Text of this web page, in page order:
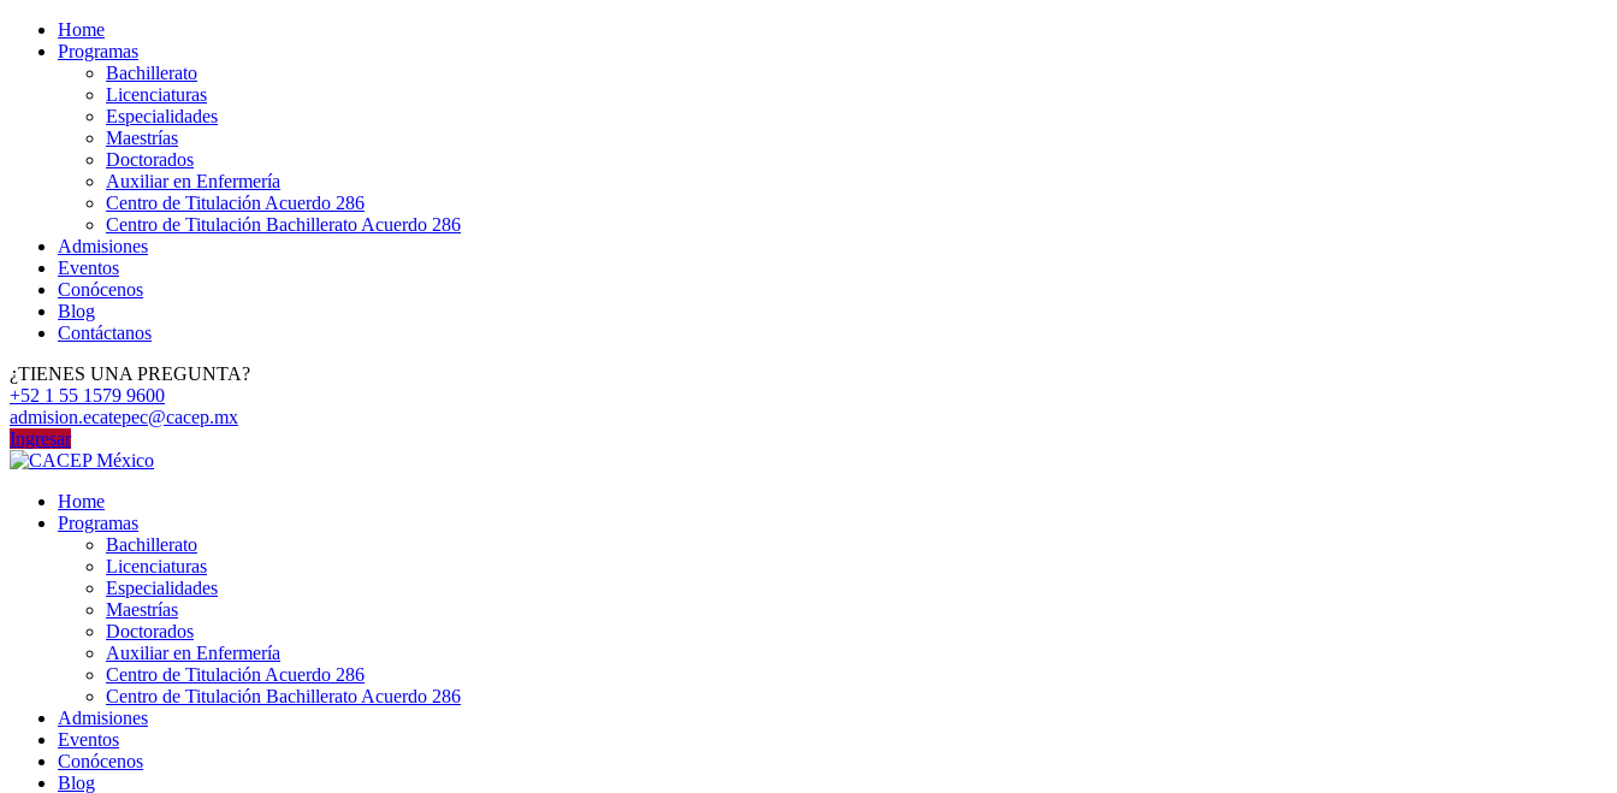
Home
Programas
Bachillerato
Licenciaturas
Especialidades
Maestrías
Doctorados
Auxiliar en Enfermería
Centro de Titulación Acuerdo 286
Centro de Titulación Bachillerato Acuerdo 286
Admisiones
Eventos
Conócenos
Blog
Contáctanos
¿TIENES UNA PREGUNTA?
+52 1 55 1579 9600
admision.ecatepec@cacep.mx
Ingresar
Home
Programas
Bachillerato
Licenciaturas
Especialidades
Maestrías
Doctorados
Auxiliar en Enfermería
Centro de Titulación Acuerdo 286
Centro de Titulación Bachillerato Acuerdo 286
Admisiones
Eventos
Conócenos
Blog